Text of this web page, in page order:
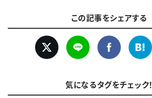
この記事をシェアする
気になるタグをチェック！